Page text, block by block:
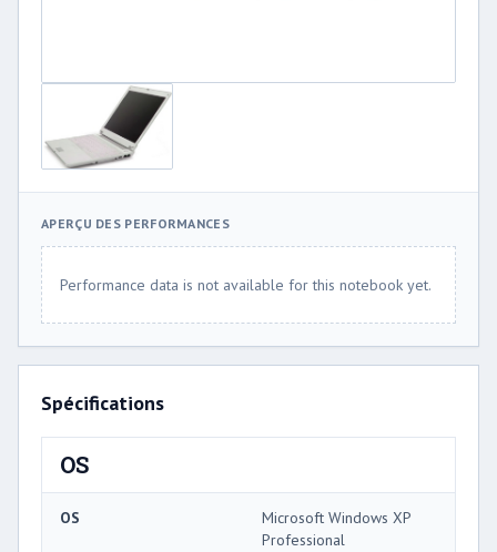
APERÇU DES PERFORMANCES
Performance data is not available for this notebook yet.
Spécifications
OS
OS
Microsoft Windows XP
Professional